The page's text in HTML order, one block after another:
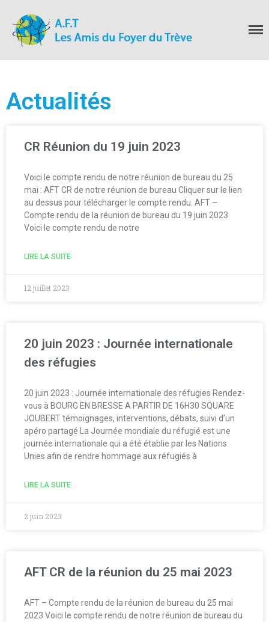
Nous contacter
Actualités
Documentation
Droit d’Asile
Agir
Nous contacter
Accueil
Nous connaitre
Notre histoire
Droit d’Asile
Langue Française
Naturalisation
Les Amis du Foyer
Actualités
CR Réunion du 19 juin 2023
Voici le compte rendu de notre réunion de bureau du 25
mai : AFT CR de notre réunion de bureau Cliquer sur le lien
au dessus pour télécharger le compte rendu. AFT –
Compte rendu de la réunion de bureau du 19 juin 2023
Voici le compte rendu de notre
LIRE LA SUITE
12 juillet 2023
20 juin 2023 : Journée internationale
des réfugies
20 juin 2023 : Journée internationale des réfugies Rendez-
vous à BOURG EN BRESSE A PARTIR DE 16H30 SQUARE
JOUBERT témoignages, interventions, débats, suivi d’un
apéro partagé La Journée mondiale du réfugié est une
journée internationale qui a été établie par les Nations
Unies afin de rendre hommage aux réfugiés à
LIRE LA SUITE
2 juin 2023
AFT CR de la réunion du 25 mai 2023
AFT – Compte rendu de la réunion de bureau du 25 mai
2023 Voici le compte rendu de notre réunion de bureau du